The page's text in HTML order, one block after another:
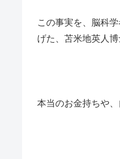
この事実を、脳科
げた、苫米地英人
本当のお金持ちや